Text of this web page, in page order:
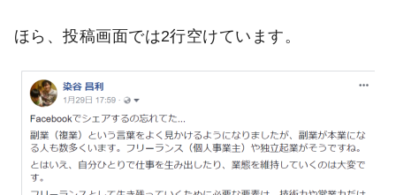
ほら、投稿画面では2行空けています。